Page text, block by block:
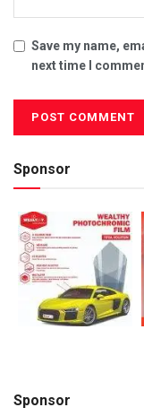
Save my name,
next time I
Sponsor
Sponsor